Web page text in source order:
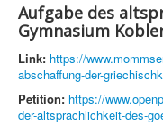
Aufgabe des
Gymnasium
Link: https://
abschaffung-der-
Petition: https://
der-altsprachlichkeit-des-